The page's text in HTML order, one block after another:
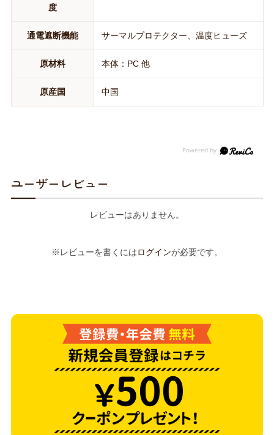
度
通電遮断機能 サーマルプロテクター、温度ヒューズ
原材料 本体：PC 他
原産国 中国
ユーザーレビュー
レビューはありません。
※レビューを書くにはログインが必要です。